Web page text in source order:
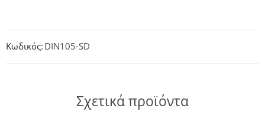
Κωδικός: DIN105-SD
Σχετικά προϊόντα